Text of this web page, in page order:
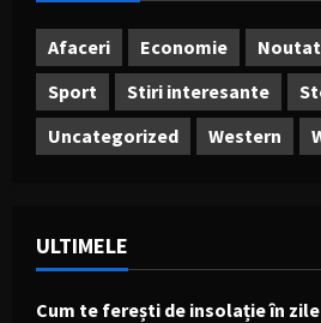
Afaceri Economie
Sport
Stiri interesante
Uncategorized
Western
ULTIMELE
Cum te ferești de insolație în